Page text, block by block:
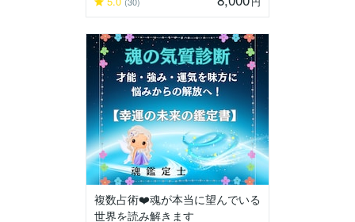
複数占術❤️魂が本当に望んでいる
世界を読み解きます